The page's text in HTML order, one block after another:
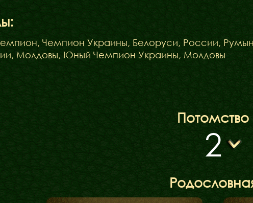
Чемпион Украины, Белоруси, России,
Молдовы, Юный Чемпион Украины, Молдовы
Потомство
2
Дами Ордену
Кавалери Ордену